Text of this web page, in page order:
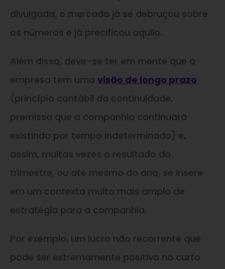
divulgada, o mercado já se debruçou sobre
os números e já precificou aquilo.
Além disso, deve-se ter em mente que a
empresa tem uma visão de longo prazo
(princípio contábil da continuidade,
premissa que a companhia continuará
existindo por tempo indeterminado) e,
assim, muitas vezes o resultado do
trimestre, ou até mesmo do ano, se insere
em um contexto muito mais amplo de
estratégia para a companhia.
Por exemplo, um lucro não recorrente que
pode ser extremamente positivo no curto